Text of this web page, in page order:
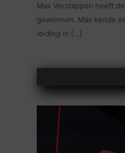
Max Verstappen heeft
gewonnen. Max kende
leiding in […]